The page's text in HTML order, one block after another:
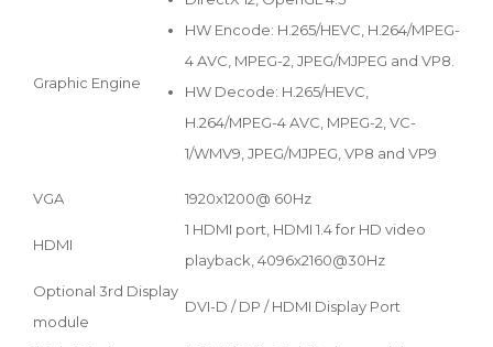
Graphic Engine
HW Encode: H.265/HEVC, H.264/MPEG-
4 AVC, MPEG-2, JPEG/MJPEG and VP8.
HW Decode: H.265/HEVC,
H.264/MPEG-4 AVC, MPEG-2, VC-
1/WMV9, JPEG/MJPEG, VP8 and VP9
VGA 1920x1200@ 60Hz
HDMI
1 HDMI port, HDMI 1.4 for HD video
playback, 4096x2160@30Hz
Optional 3rd Display
module
DVI-D / DP / HDMI Display Port